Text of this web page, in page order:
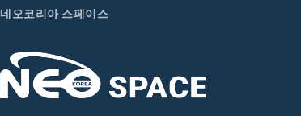
네오코리아 스페이스